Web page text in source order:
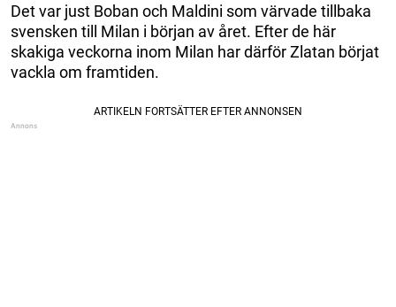
Det var just Boban och Maldini som värvade tillbaka
svensken till Milan i början av året. Efter de här
skakiga veckorna inom Milan har därför Zlatan börjat
vackla om framtiden.